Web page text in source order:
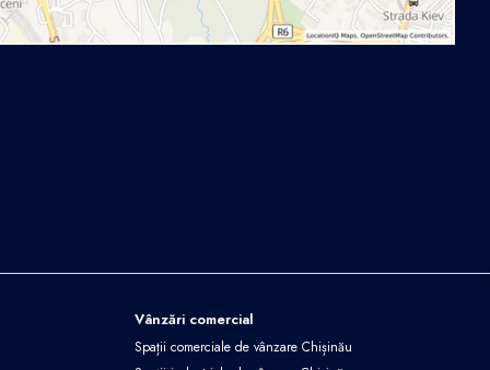
Vânzări comercial
Spații comerciale de vânzare Chișinău